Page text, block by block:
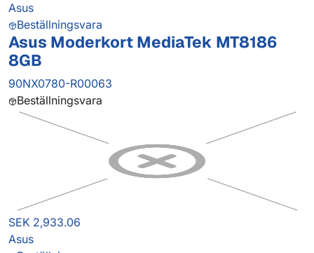
Asus
Beställningsvara
Asus Moderkort MediaTek MT8186
8GB
90NX0780-R00063
Beställningsvara
SEK 2,933.06
Asus